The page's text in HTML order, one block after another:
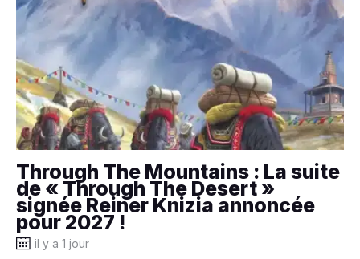
Through The Mountains : La suite
de « Through The Desert »
signée Reiner Knizia annoncée
pour 2027 !
il y a 1 jour